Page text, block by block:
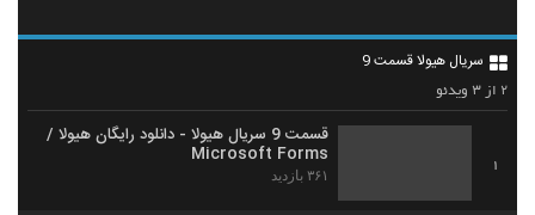
سریال هیولا قسمت 9
۲ از ۳ ویدئو
1
قسمت 9 سریال هیولا - دانلود رایگان هیولا /
Microsoft Forms
۳۶۱ بازدید